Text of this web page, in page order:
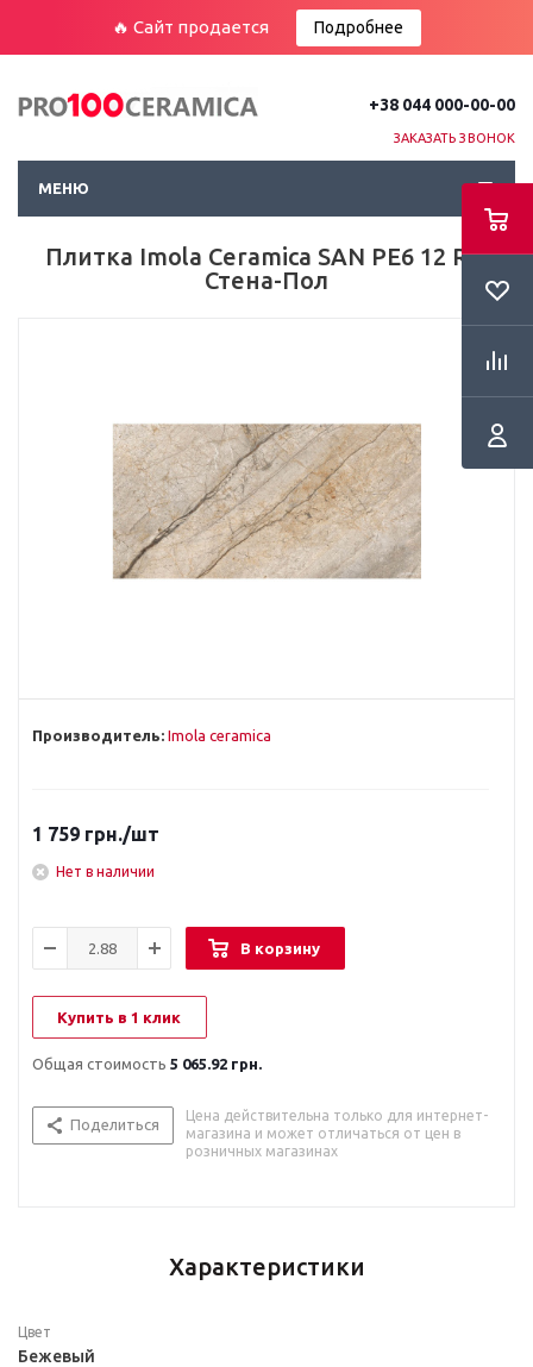
🔥 Сайт продается Подробнее
+38 044 000-00-00
ЗАКАЗАТЬ ЗВОНОК
МЕНЮ
Плитка Imola Ceramica SAN PE6 12 RM
Стена-Пол
Производитель: Imola ceramica
1 759 грн./шт
Нет в наличии
В корзину
Купить в 1 клик
Общая стоимость 5 065.92 грн.
Поделиться
Цена действительна только для интернет-
магазина и может отличаться от цен в
розничных магазинах
Характеристики
Цвет
Бежевый